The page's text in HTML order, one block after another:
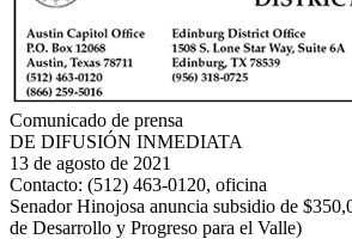
Comunicado de prensa
DE DIFUSIÓN INMEDIATA
13 de agosto de 2021
Contacto: (512) 463-0120, oficina
Senador Hinojosa anuncia subsidio de
de Desarrollo y Progreso para el Valle)